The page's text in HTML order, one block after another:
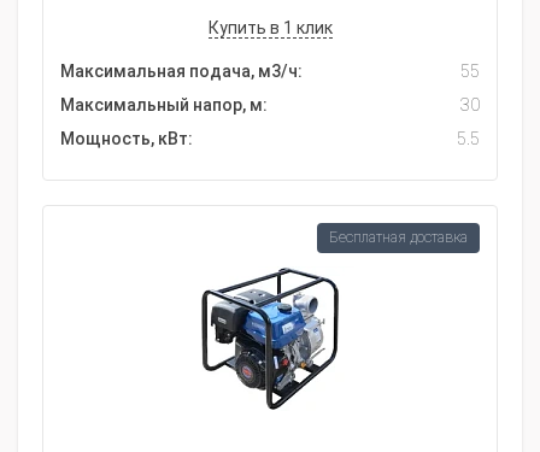
Купить в 1 клик
Максимальная подача, м3/ч:
55
Максимальный напор, м:
30
Мощность, кВт:
5.5
Бесплатная доставка